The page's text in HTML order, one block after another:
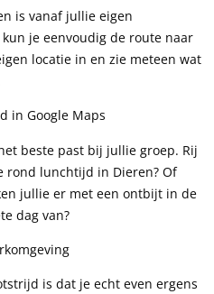
is vanaf jullie eigen
kun je eenvoudig de route naar
locatie in en zie meteen wat
in Google Maps
beste past bij jullie groep. Rij
rond lunchtijd in Dieren? Of
jullie er met een ontbijt in de
dag van?
is dat je echt even ergens